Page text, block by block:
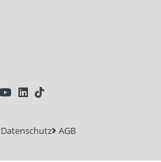
Datenschutz AGB